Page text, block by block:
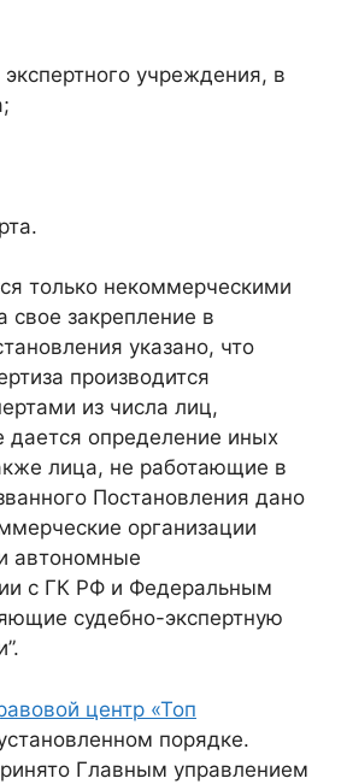
учреждения, в
только некоммерческими
свое закрепление в
указано, что
производится
из числа лиц,
определение иных
лица, не работающие в
Постановления дано
организации
автономные
с ГК РФ и Федеральным
судебно-экспертную
центр «Топ
порядке.
Главным управлением